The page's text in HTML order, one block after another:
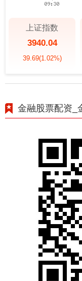
上证指数
3940.04
39.69(1.02%)
金融股票配资_